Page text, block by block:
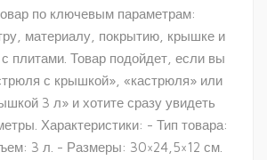
по ключевым параметрам:
материалу, покрытию, крышке и
плитами. Товар подойдет, если вы
с крышкой», «кастрюля» или
3 л» и хотите сразу увидеть
Характеристики: - Тип товара:
3 л. - Размеры: 30×24,5×12 см.